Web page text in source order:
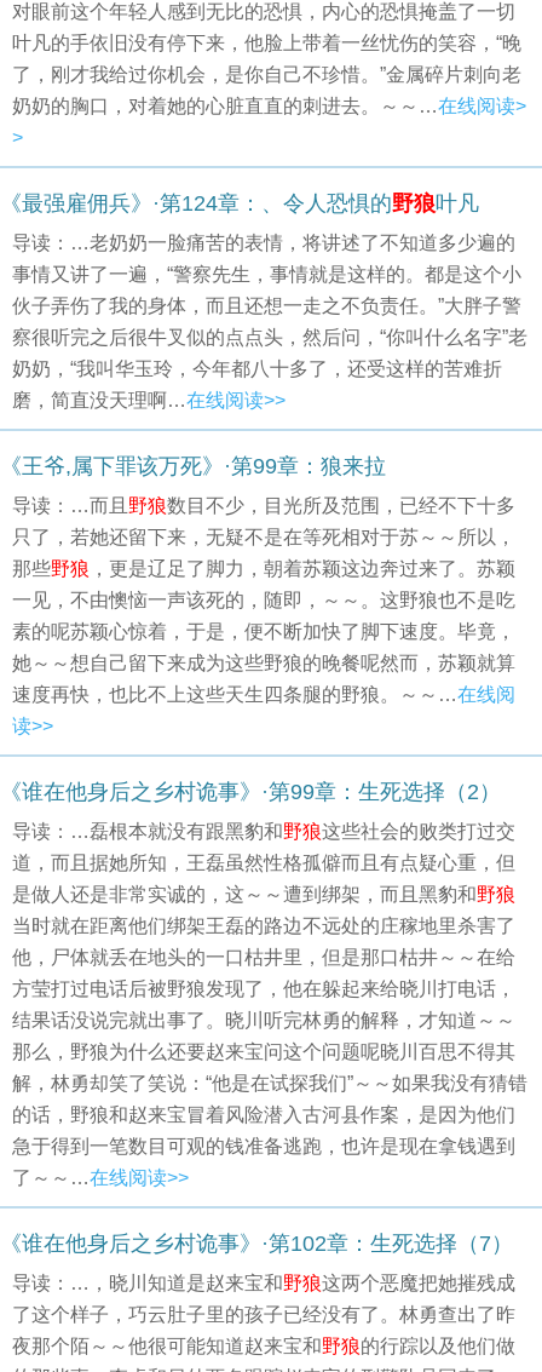
对眼前这个年轻人感到无比的恐惧，内心的恐惧掩盖了一切
叶凡的手依旧没有停下来，他脸上带着一丝忧伤的笑容，“晚
了，刚才我给过你机会，是你自己不珍惜。”金属碎片刺向老
奶奶的胸口，对着她的心脏直直的刺进去。～～…在线阅读>
>
《最强雇佣兵》·第124章：、令人恐惧的野狼叶凡
导读：…老奶奶一脸痛苦的表情，将讲述了不知道多少遍的
事情又讲了一遍，“警察先生，事情就是这样的。都是这个小
伙子弄伤了我的身体，而且还想一走之不负责任。”大胖子警
察很听完之后很牛叉似的点点头，然后问，“你叫什么名字”老
奶奶，“我叫华玉玲，今年都八十多了，还受这样的苦难折
磨，简直没天理啊…在线阅读>>
《王爷,属下罪该万死》·第99章：狼来拉
导读：…而且 野狼数目不少，目光所及范围，已经不下十多
只了，若她还留下来，无疑不是在等死相对于苏～～所以，
那些野狼 ，更是辽足了脚力，朝着苏颖这边奔过来了。苏颖
一见，不由懊恼一声该死的，随即，～～。这野狼也不是吃
素的呢苏颖心惊着，于是，便不断加快了脚下速度。毕竟，
她～～想自己留下来成为这些野狼的晚餐呢然而，苏颖就算
速度再快，也比不上这些天生四条腿的野狼。～～…在线阅
读>>
《谁在他身后之乡村诡事》·第99章：生死选择（2）
导读：…磊根本就没有跟黑豹和野狼这些社会的败类打过交
道，而且据她所知，王磊虽然性格孤僻而且有点疑心重，但
是做人还是非常实诚的，这～～遭到绑架，而且黑豹和野狼
当时就在距离他们绑架王磊的路边不远处的庄稼地里杀害了
他，尸体就丢在地头的一口枯井里，但是那口枯井～～在给
方莹打过电话后被野狼发现了，他在躲起来给晓川打电话，
结果话没说完就出事了。晓川听完林勇的解释，才知道～～
那么，野狼为什么还要赵来宝问这个问题呢晓川百思不得其
解，林勇却笑了笑说：“他是在试探我们”～～如果我没有猜错
的话，野狼和赵来宝冒着风险潜入古河县作案，是因为他们
急于得到一笔数目可观的钱准备逃跑，也许是现在拿钱遇到
了～～…在线阅读>>
《谁在他身后之乡村诡事》·第102章：生死选择（7）
导读：…，晓川知道是赵来宝和野狼这两个恶魔把她摧残成
了这个样子，巧云肚子里的孩子已经没有了。林勇查出了昨
夜那个陌～～他很可能知道赵来宝和野狼的行踪以及他们做